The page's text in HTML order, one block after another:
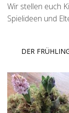
Wir stellen euch
Spielideen und
DER